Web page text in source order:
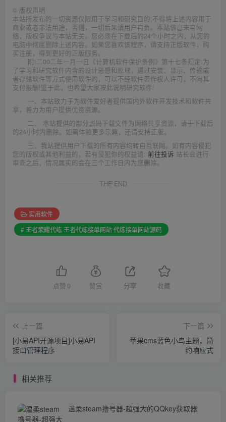
© 版权声明
本站所发布的一切资源仅限用于学习和研究目的;不得将上述内容用于
商业或者非法用途，否则，一切后果请用户自负。本站信息来自网
络，版权争议与本站无关。您必须在下载后的24个小时之内，从您的
电脑中彻底删除上述内容。如果您喜欢该程序，请支持正版软件，购
买注册，得到更好的正版服务。
附:二00二年一月一日《计算机软件保护条例》第十七条规定:为
了学习和研究软件内含的设计思想和原理，通过安装、显示、传输或
者存储软件等方式使用软件的，可以不经软件著作权人许可，不向其
支付报酬!鉴于此，也希望大家按此说明研究软件!
一、本站致力于为软件爱好者提供国内外软件开发技术和软件共
享，着力为用户提供优资资源。
二、 本站提供的部分源码下载文件为网络共享资源，请于下载后
的24小时内删除。如需体验更多乐趣，还请支持正版。
三、我站提供用户下载的所有内容均转自互联网。如有内容侵犯
您的版权或其他利益的，若有侵犯你的权益请: 前往投诉 站长会进行
审查之后，情况属实的会在三个工作日内为您删除。
THE END
实用软件
# 王者荣耀代练 王者代练接单网站 代练接单网站源码
点赞 0 赞赏 分享 收藏
上一篇
[小易API开源项目]小易API
接口管理程序
下一篇
苹果cms蓝色小鸟主题，简
约响应式
相关推荐
温柔steam撸号器-超强大的QQkey获取器